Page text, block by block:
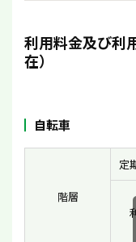
利用料金及び利
在）
自転車
階層
定